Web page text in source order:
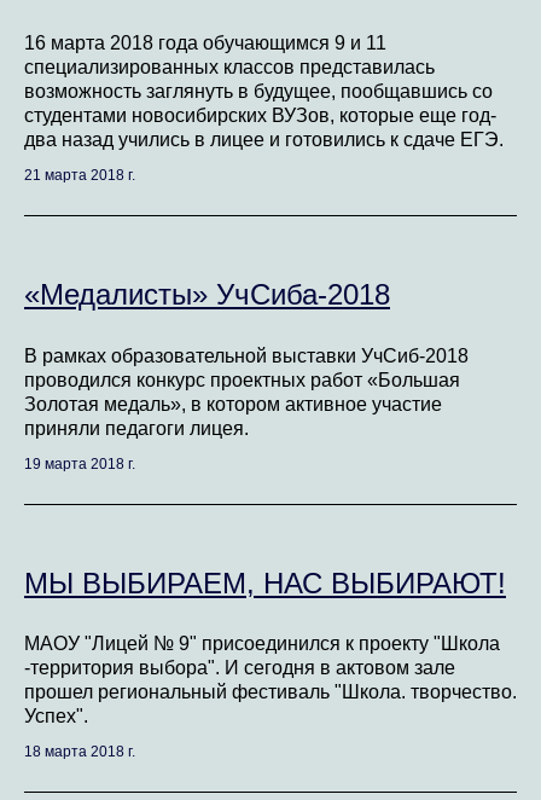
16 марта 2018 года обучающимся 9 и 11
специализированных классов представилась
возможность заглянуть в будущее, пообщавшись со
студентами новосибирских ВУЗов, которые еще год-
два назад учились в лицее и готовились к сдаче ЕГЭ.
21 марта 2018 г.
«Медалисты» УчСиба-2018
В рамках образовательной выставки УчСиб-2018
проводился конкурс проектных работ «Большая
Золотая медаль», в котором активное участие
приняли педагоги лицея.
19 марта 2018 г.
МЫ ВЫБИРАЕМ, НАС ВЫБИРАЮТ!
МАОУ "Лицей № 9" присоединился к проекту "Школа
-территория выбора". И сегодня в актовом зале
прошел региональный фестиваль "Школа. творчество.
Успех".
18 марта 2018 г.